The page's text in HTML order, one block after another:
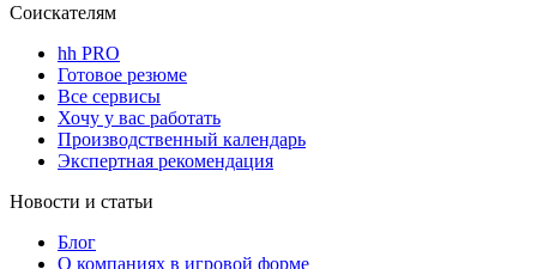
Соискателям
hh PRO
Готовое резюме
Все сервисы
Хочу у вас работать
Производственный календарь
Экспертная рекомендация
Новости и статьи
Блог
О компаниях в игровой форме